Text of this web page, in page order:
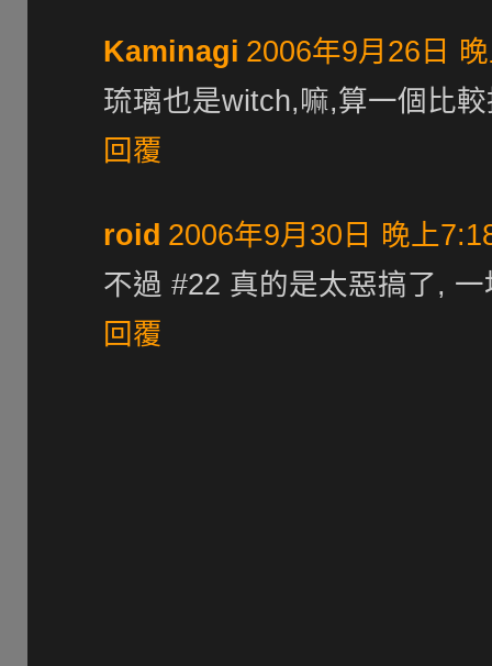
Kaminagi 2006年9月26日
琉璃也是witch,嘛,算一個比
回覆
roid 2006年9月30日 晚上
不過 #22 真的是太惡搞了,
回覆